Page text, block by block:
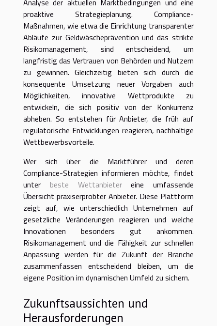
Analyse der aktuellen Marktbedingungen und eine
proaktive Strategieplanung. Compliance-
Maßnahmen, wie etwa die Einrichtung transparenter
Abläufe zur Geldwäscheprävention und das strikte
Risikomanagement, sind entscheidend, um
langfristig das Vertrauen von Behörden und Nutzern
zu gewinnen. Gleichzeitig bieten sich durch die
konsequente Umsetzung neuer Vorgaben auch
Möglichkeiten, innovative Wettprodukte zu
entwickeln, die sich positiv von der Konkurrenz
abheben. So entstehen für Anbieter, die früh auf
regulatorische Entwicklungen reagieren, nachhaltige
Wettbewerbsvorteile.
Wer sich über die Marktführer und deren
Compliance-Strategien informieren möchte, findet
unter beste Wettanbietereine umfassende
Übersicht praxiserprobter Anbieter. Diese Plattform
zeigt auf, wie unterschiedlich Unternehmen auf
gesetzliche Veränderungen reagieren und welche
Innovationen besonders gut ankommen.
Risikomanagement und die Fähigkeit zur schnellen
Anpassung werden für die Zukunft der Branche
zusammenfassen entscheidend bleiben, um die
eigene Position im dynamischen Umfeld zu sichern.
Zukunftsaussichten und
Herausforderungen